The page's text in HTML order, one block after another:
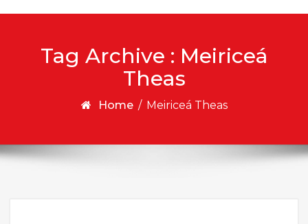
Tag Archive : Meiriceá
Theas
Home / Meiriceá Theas